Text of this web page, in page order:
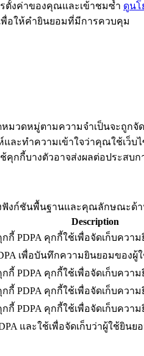
ตั้งค่าของคุณและเข้าชมซ้ำ ดูนโ
อให้คำยินยอมที่มีการควบคุม
หมู่ตามความจำเป็นจะถูกจัด
ะทำความเข้าใจว่าคุณใช้เว็บ
คุกกี้บางตัวอาจส่งผลต่อประสบ
ฟังก์ชันพื้นฐานและคุณลักษณะด้
Description
PDPA คุกกี้ใช้เพื่อจัดเก็บควา
เพื่อบันทึกความยินยอมของ
PDPA คุกกี้ใช้เพื่อจัดเก็บควา
PDPA คุกกี้ใช้เพื่อจัดเก็บคว
PDPA คุกกี้ใช้เพื่อจัดเก็บคว
และใช้เพื่อจัดเก็บว่าผู้ใช้ยิน